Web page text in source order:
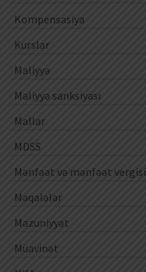
Kompensasiya
Kurslar
Maliyyə
Maliyyə sanksiyası
Mallar
MDSS
Mənfəət və mənfəət vergisi
Məqalələr
Məzuniyyət
Müavinət